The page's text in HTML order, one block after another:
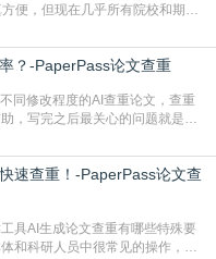
便，但现在几乎所有院校和期刊
到靠谱的降AIGC检测率的网
原创性的智能伙伴AIGC生成内
？-PaperPass论文查重
同修改程度的AI查重论文，查重
，写完之后最关心的问题就是ai
公开学术文献、网络内容，生成
和已发布的作品撞重复，甚至会
速查重！-PaperPass论文查
具AI生成论文查重有哪些特殊要
和科研人员中很常见的操作，不